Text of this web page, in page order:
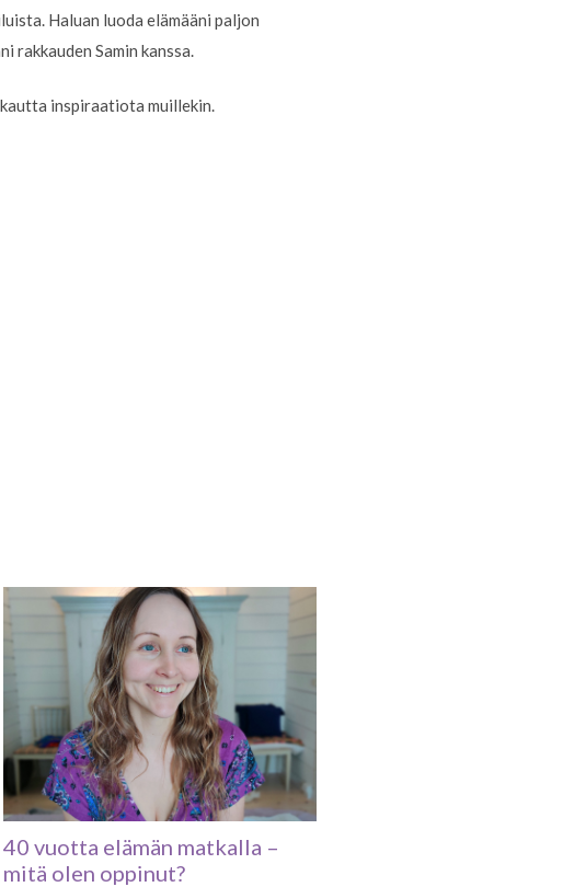
Haluan luoda elämääni paljon
Samin kanssa.
inspiraatiota muillekin.
40 vuotta elämän matkalla –
mitä olen oppinut?